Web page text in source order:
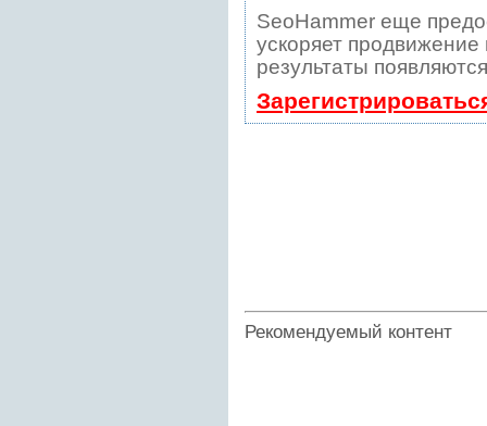
SeoHammer еще
ускоряет
результаты
Рекомендуемый контент